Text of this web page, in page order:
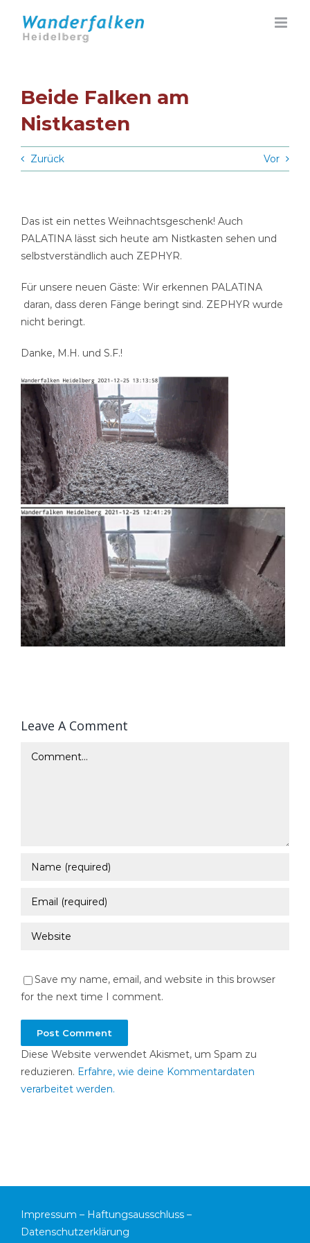
Inhalt
springen
Beide Falken am
Nistkasten
Zurück Vor
Das ist ein nettes Weihnachtsgeschenk! Auch
PALATINA lässt sich heute am Nistkasten sehen und
selbstverständlich auch ZEPHYR.
Für unsere neuen Gäste: Wir erkennen PALATINA
daran, dass deren Fänge beringt sind. ZEPHYR wurde
nicht beringt.
Danke, M.H. und S.F.!
Leave A Comment
Comment
Save my name, email, and website in this browser
for the next time I comment.
Diese Website verwendet Akismet, um Spam zu
reduzieren. Erfahre, wie deine Kommentardaten
verarbeitet werden.
Impressum – Haftungsausschluss –
Datenschutzerklärung